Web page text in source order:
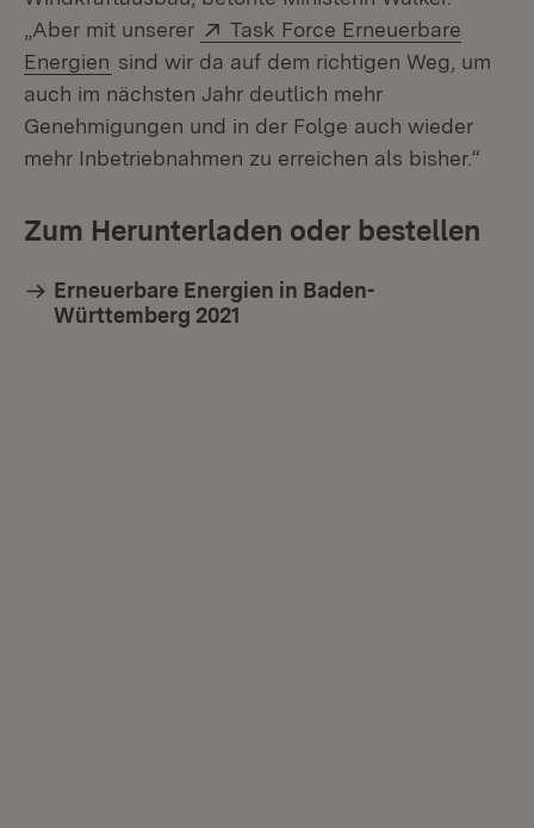
„Aber mit unserer
Extern:
Task Force Erneuerbare
Energien (Öffnet in neuem Fenster)
sind wir da auf dem richtigen Weg, um
auch im nächsten Jahr deutlich mehr
Genehmigungen und in der Folge auch wieder
mehr Inbetriebnahmen zu erreichen als bisher.“
Zum Herunterladen oder bestellen
Erneuerbare Energien in Baden-
Württemberg 2021